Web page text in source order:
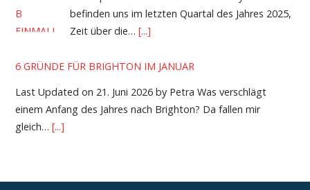
befinden uns im letzten Quartal des Jahres 2025,
Zeit über die… [...]
6 GRÜNDE FÜR BRIGHTON IM JANUAR
Last Updated on 21. Juni 2026 by Petra Was verschlägt
einem Anfang des Jahres nach Brighton? Da fallen mir
gleich…[...]